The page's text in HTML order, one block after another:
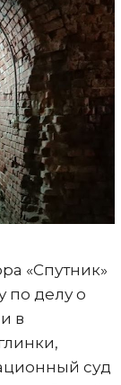
«Спутник»
по делу о
в
суд